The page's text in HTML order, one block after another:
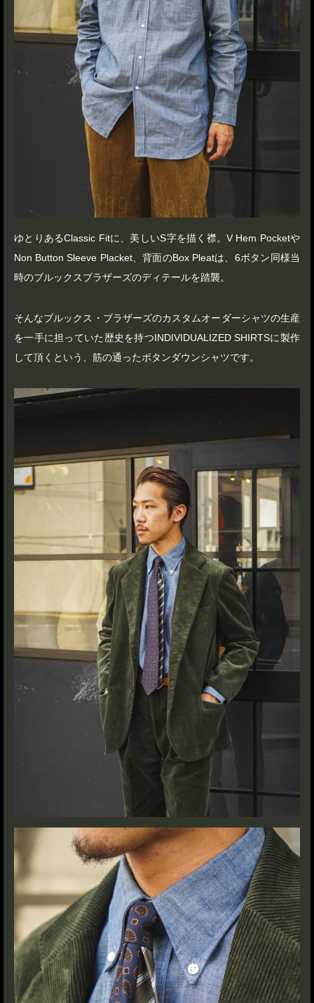
ゆとりあるClassic Fitに、美しいS字を描く襟。V Hem Pocketや
Non Button Sleeve Placket、背面のBox Pleatは、6ボタン同様当
時のブルックスブラザーズのディテールを踏襲。
そんなブルックス・ブラザーズのカスタムオーダーシャツの生産
を一手に担っていた歴史を持つINDIVIDUALIZED SHIRTSに製作
して頂くという、筋の通ったボタンダウンシャツです。